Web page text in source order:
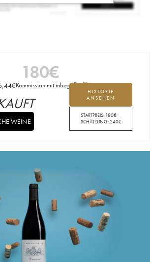
180€
€Kommission mit inbegriffen
HISTORIE
ANSEHEN
STARTPREIS: 180€
SCHÄTZUNG:240€
WEINE